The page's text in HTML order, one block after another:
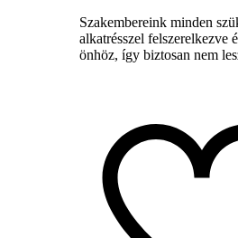
Szakembereink minden
alkatrésszel felszerelkezve
önhöz, így biztosan nem